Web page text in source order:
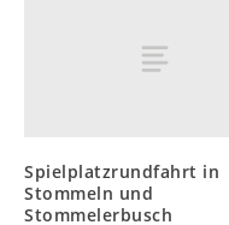
Spielplatzrundfahrt in
Stommeln und
Stommelerbusch